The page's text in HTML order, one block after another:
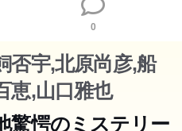
0
否宇,北原尚彦,船
恵,山口雅也
驚愕のミステリー
驚愕のミステリー短篇集。